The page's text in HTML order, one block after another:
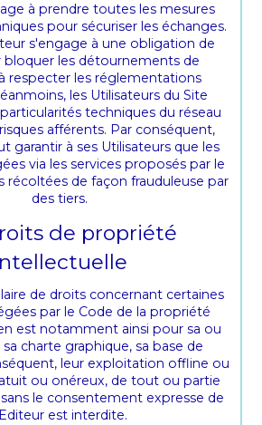
à prendre toutes les mesures
pour sécuriser les échanges.
s'engage à une obligation de
les détournements de
respecter les réglementations
les Utilisateurs du Site
techniques du réseau
afférents. Par conséquent,
garantir à ses Utilisateurs que les
via les services proposés par le
récoltées de façon frauduleuse par
des tiers.
de propriété
de droits concernant certaines
par le Code de la propriété
est notamment ainsi pour sa ou
charte graphique, sa base de
leur exploitation offline ou
ou onéreux, de tout ou partie
le consentement expresse de
est interdite.